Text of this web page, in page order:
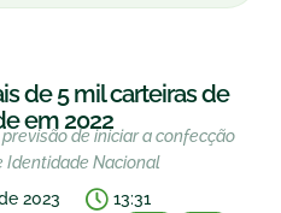
de 5 mil carteiras de
em 2022
de iniciar a confecção
Identidade Nacional
2023
13:31